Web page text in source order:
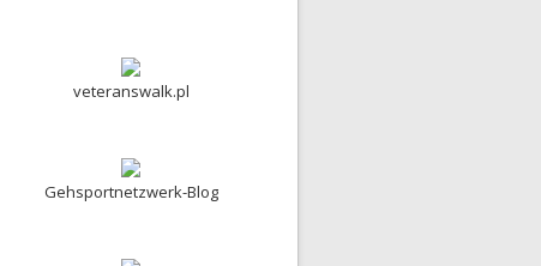
veteranswalk.pl
Gehsportnetzwerk-Blog